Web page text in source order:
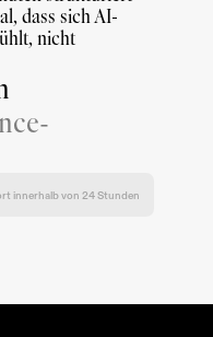
dass sich AI-
nicht
innerhalb von 24 Stunden